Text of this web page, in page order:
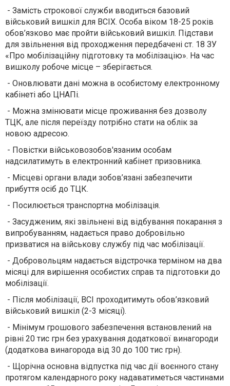
- Замість строкової служби вводиться базовий
військовий вишкіл для ВСІХ. Особа віком 18-25 років
обов’язково має пройти військовий вишкіл. Підстави
для звільнення від проходження передбачені ст. 18 ЗУ
«Про мобілізаційну підготовку та мобілізацію». На час
вишколу робоче місце – зберігається.
- Оновлювати дані можна в особистому електронному
кабінеті або ЦНАПі.
- Можна змінювати місце проживання без дозволу
ТЦК, але після переїзду потрібно стати на облік за
новою адресою.
- Повістки військовозобов'язаним особам
надсилатимуть в електронний кабінет призовника.
- Місцеві органи влади зобов’язані забезпечити
прибуття осіб до ТЦК.
- Посилюється транспортна мобілізація.
- Засудженим, які звільнені від відбування покарання з
випробуванням, надається право добровільно
призватися на військову службу під час мобілізації.
- Добровольцям надається відстрочка терміном на два
місяці для вирішення особистих справ та підготовки до
мобілізації.
- Після мобілізації, ВСІ проходитимуть обов’язковий
військовий вишкіл (2-3 місяці).
- Мінімум грошового забезпечення встановлений на
рівні 20 тис грн без урахування додаткової винагороди
(додаткова винагорода від 30 до 100 тис грн).
- Щорічна основна відпустка під час дії воєнного стану
протягом календарного року надаватиметься частинами